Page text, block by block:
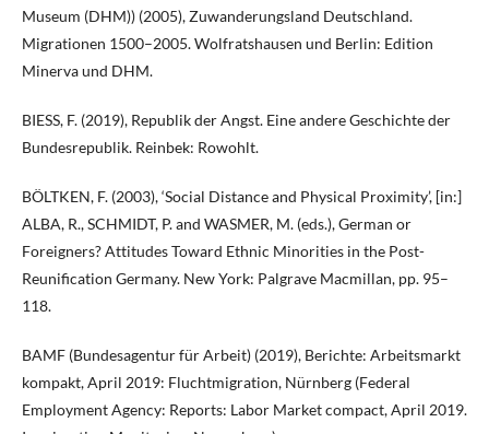
Museum (DHM)) (2005), Zuwanderungsland Deutschland.
Migrationen 1500–2005. Wolfratshausen und Berlin: Edition
Minerva und DHM.
BIESS, F. (2019), Republik der Angst. Eine andere Geschichte der
Bundesrepublik. Reinbek: Rowohlt.
BÖLTKEN, F. (2003), ‘Social Distance and Physical Proximity’, [in:]
ALBA, R., SCHMIDT, P. and WASMER, M. (eds.), German or
Foreigners? Attitudes Toward Ethnic Minorities in the Post-
Reunification Germany. New York: Palgrave Macmillan, pp. 95–
118.
BAMF (Bundesagentur für Arbeit) (2019), Berichte: Arbeitsmarkt
kompakt, April 2019: Fluchtmigration, Nürnberg (Federal
Employment Agency: Reports: Labor Market compact, April 2019.